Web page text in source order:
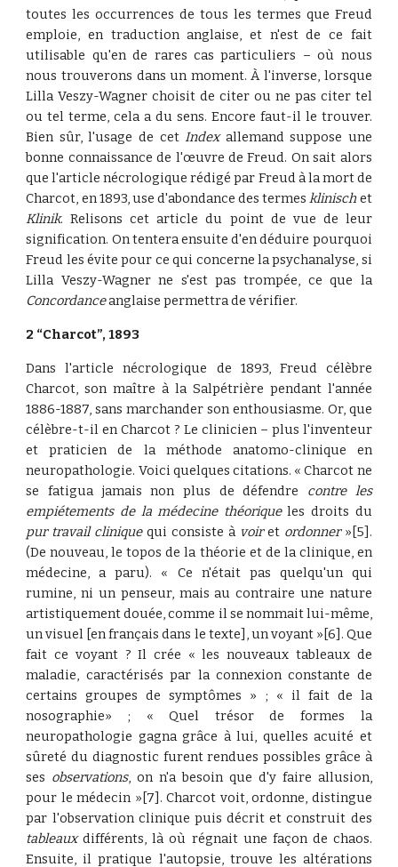
toutes les occurrences de tous les termes que Freud
emploie, en traduction anglaise, et n'est de ce fait
utilisable qu'en de rares cas particuliers – où nous
nous trouverons dans un moment. À l'inverse, lorsque
Lilla Veszy-Wagner choisit de citer ou ne pas citer tel
ou tel terme, cela a du sens. Encore faut-il le trouver.
Bien sûr, l'usage de cetIndexallemand suppose une
bonne connaissance de l'œuvre de Freud. On sait alors
que l'article nécrologique rédigé par Freud à la mort de
Charcot, en 1893, use d'abondance des termesklinischet
Klinik. Relisons cet article du point de vue de leur
signification. On tentera ensuite d'en déduire pourquoi
Freud les évite pour ce qui concerne la psychanalyse, si
Lilla Veszy-Wagner ne s'est pas trompée, ce que la
Concordanceanglaise permettra de vérifier.
2 “Charcot”, 1893
Dans l'article nécrologique de 1893, Freud célèbre
Charcot, son maître à la Salpétrière pendant l'année
1886-1887, sans marchander son enthousiasme. Or, que
célèbre-t-il en Charcot ? Le clinicien – plus l'inventeur
et praticien de la méthode anatomo-clinique en
neuropathologie. Voici quelques citations. « Charcot ne
se fatigua jamais non plus de défendre contre les
empiétements de la médecine théoriqueles droits du
pur travail cliniquequi consiste à voiret ordonner»[5].
(De nouveau, le topos de la théorie et de la clinique, en
médecine, a paru). « Ce n'était pas quelqu'un qui
rumine, ni un penseur, mais au contraire une nature
artistiquement douée, comme il se nommait lui-même,
un visuel [en français dans le texte], un voyant »[6]. Que
fait ce voyant ? Il crée « les nouveaux tableaux de
maladie, caractérisés par la connexion constante de
certains groupes de symptômes » ; « il fait de la
nosographie» ; « Quel trésor de formes la
neuropathologie gagna grâce à lui, quelles acuité et
sûreté du diagnostic furent rendues possibles grâce à
ses observations, on n'a besoin que d'y faire allusion,
pour le médecin »[7]. Charcot voit, ordonne, distingue
par l'observation clinique puis décrit et construit des
tableauxdifférents, là où régnait une façon de chaos.
Ensuite, il pratique l'autopsie, trouve les altérations